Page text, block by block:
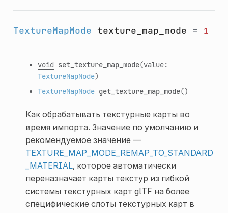
TextureMapMode texture_map_mode = 1
void set_texture_map_mode(value:
TextureMapMode)
TextureMapMode get_texture_map_mode()
Как обрабатывать текстурные карты во
время импорта. Значение по умолчанию и
рекомендуемое значение —
TEXTURE_MAP_MODE_REMAP_TO_STANDARD
_MATERIAL, которое автоматически
переназначает карты текстур из гибкой
системы текстурных карт glTF на более
специфические слоты текстурных карт в